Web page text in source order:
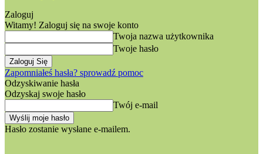
Zaloguj
Witamy! Zaloguj się na swoje konto
Twoja nazwa użytkownika
Twoje hasło
Zapomniałeś hasła? sprowadź pomoc
Odzyskiwanie hasła
Odzyskaj swoje hasło
Twój e-mail
Hasło zostanie wysłane e-mailem.